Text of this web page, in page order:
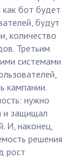
бот будет
будут
количество
Третьим
системами
кампании.
нужно
и защищал
И, наконец,
решения
рост